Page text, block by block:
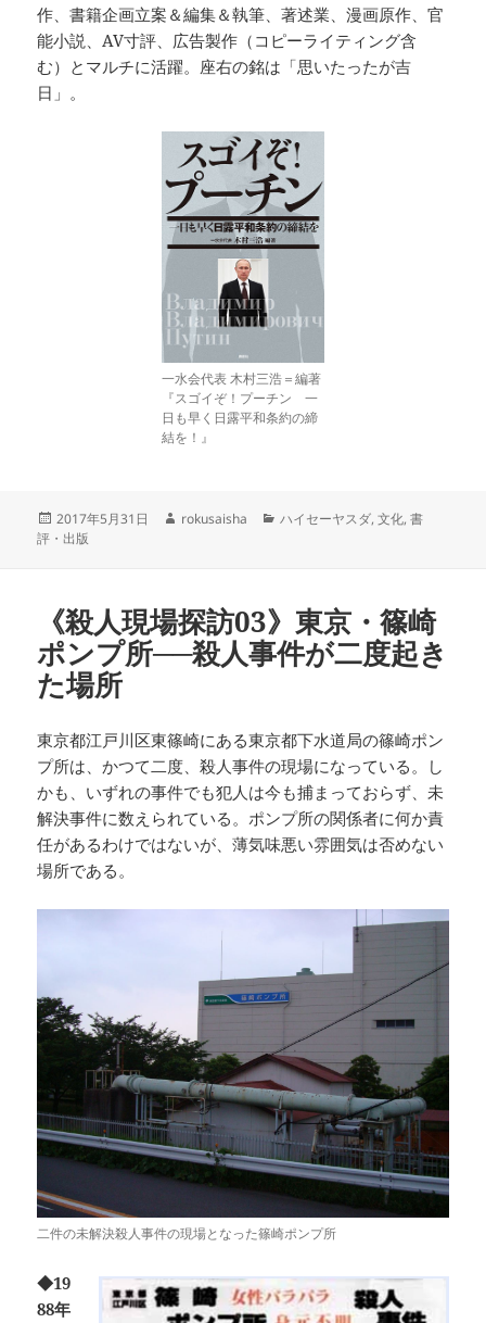
作、書籍企画立案＆編集＆執筆、著述業、漫画原作、官
能小説、AV寸評、広告製作（コピーライティング含
む）とマルチに活躍。座右の銘は「思いたったが吉
日」。
一水会代表 木村三浩＝編著
『スゴイぞ！プーチン 一
日も早く日露平和条約の締
結を！』
投
稿
2017年5月31日
作
rokusaisha
カ
ハイセーヤスダ,文化,書
評・出版
《殺人現場探訪03》東京・篠崎
ポンプ所──殺人事件が二度起き
た場所
東京都江戸川区東篠崎にある東京都下水道局の篠崎ポン
プ所は、かつて二度、殺人事件の現場になっている。し
かも、いずれの事件でも犯人は今も捕まっておらず、未
解決事件に数えられている。ポンプ所の関係者に何か責
任があるわけではないが、薄気味悪い雰囲気は否めない
場所である。
二件の未解決殺人事件の現場となった篠崎ポンプ所
◆19
88年